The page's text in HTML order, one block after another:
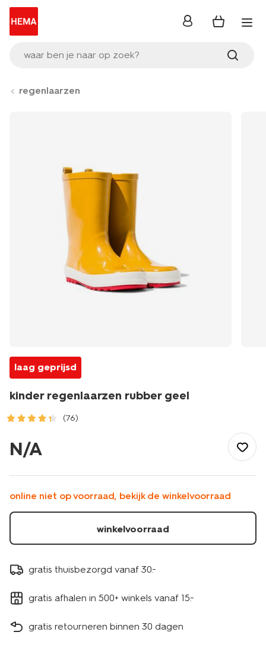
waar ben je naar op zoek?
inloggen
regenlaarzen
laag geprijsd
kinder regenlaarzen rubber geel
(76)
regenlaarzen-
rubber-
1000029895.html
N/A
online niet op voorraad, bekijk de winkelvoorraad
winkelvoorraad
gratis thuisbezorgd vanaf 30.-
gratis afhalen in 500+ winkels vanaf 15.-
gratis retourneren binnen 30 dagen